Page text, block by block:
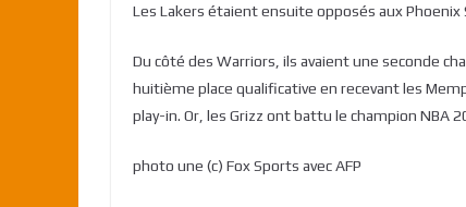
Les Lakers étaient ensuite opposés aux
Du côté des Warriors, ils avaient une seconde
huitième place qualificative en recevant les
play-in. Or, les Grizz ont battu le champion NBA
photo une (c) Fox Sports avec AFP